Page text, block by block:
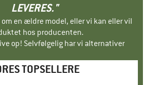
LEVERES."
en ældre model, eller vi kan eller vil
hos producenten.
op! Selvfølgelig har vi alternativer
TOPSELLERE